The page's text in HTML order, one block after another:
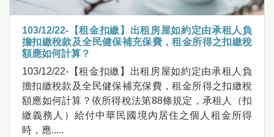
103/12/22-【租金扣繳】出租房屋如約定由承租人負
擔扣繳稅款及全民健保補充保費，租金所得之扣繳稅
額應如何計算？
103/12/22-【租金扣繳】出租房屋如約定由承租人負
擔扣繳稅款及全民健保補充保費，租金所得之扣繳稅
額應如何計算？依所得稅法第88條規定，承租人（扣
繳義務人）給付中華民國境內居住之個人租金所得
時，應.....